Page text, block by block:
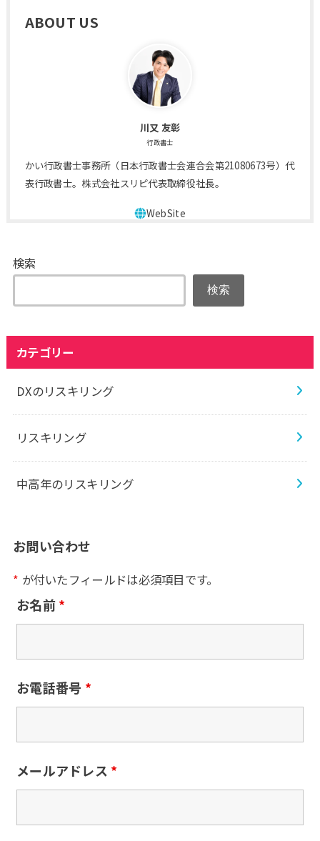
ABOUT US
川又 友彰
行政書士
かい行政書士事務所（日本行政書士会連合会第21080673号）代
表行政書士。株式会社スリピ代表取締役社長。
検索
検索
カテゴリー
DXのリスキリング
リスキリング
中高年のリスキリング
お問い合わせ
* が付いたフィールドは必須項目です。
お名前*
お電話番号 *
メールアドレス *